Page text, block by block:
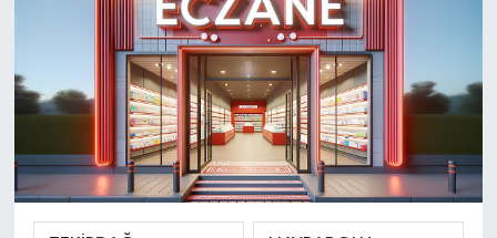
Haber Arşivi